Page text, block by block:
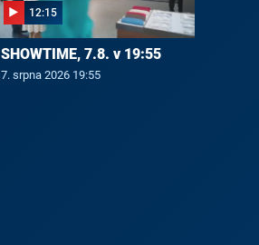
12:15
SHOWTIME, 7.8. v 19:55
7. srpna 2026 19:55